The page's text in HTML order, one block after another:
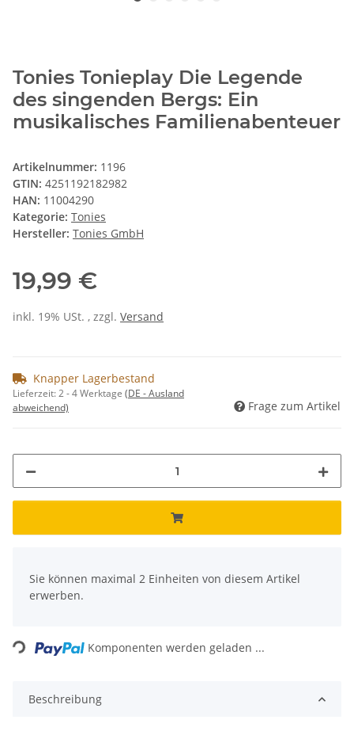
Tonies Tonieplay Die Legende
des singenden Bergs: Ein
musikalisches Familienabenteuer
Artikelnummer: 1196
GTIN: 4251192182982
HAN: 11004290
Kategorie: Tonies
Hersteller: Tonies GmbH
19,99 €
inkl. 19% USt. , zzgl. Versand
Knapper Lagerbestand
Lieferzeit:2 - 4 Werktage (DE - Ausland
abweichend)
Frage zum Artikel
Sie können maximal 2 Einheiten von diesem Artikel
erwerben.
Loading... Komponenten werden geladen ...
Beschreibung